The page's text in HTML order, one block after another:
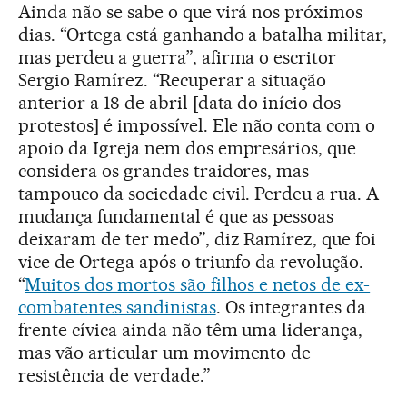
Ainda não se sabe o que virá nos próximos
dias. “Ortega está ganhando a batalha militar,
mas perdeu a guerra”, afirma o escritor
Sergio Ramírez. “Recuperar a situação
anterior a 18 de abril [data do início dos
protestos] é impossível. Ele não conta com o
apoio da Igreja nem dos empresários, que
considera os grandes traidores, mas
tampouco da sociedade civil. Perdeu a rua. A
mudança fundamental é que as pessoas
deixaram de ter medo”, diz Ramírez, que foi
vice de Ortega após o triunfo da revolução.
“Muitos dos mortos são filhos e netos de ex-
combatentes sandinistas. Os integrantes da
frente cívica ainda não têm uma liderança,
mas vão articular um movimento de
resistência de verdade.”